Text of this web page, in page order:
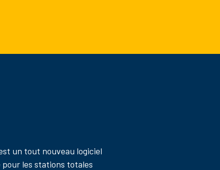
un tout nouveau logiciel
les stations totales